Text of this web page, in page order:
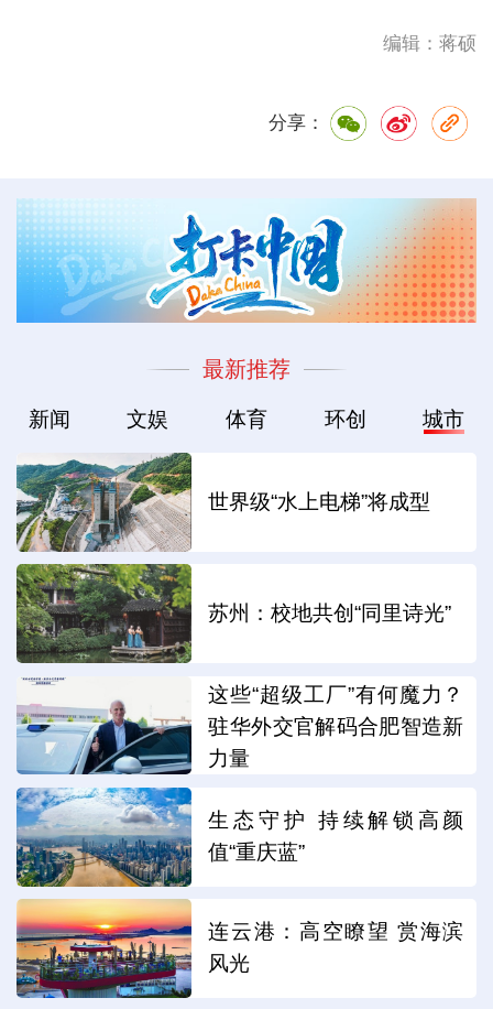
编辑：蒋硕
分享：
最新推荐
新闻 文娱 体育 环创 城市
世界级“水上电梯”将成型
苏州：校地共创“同里诗光”
这些“超级工厂”有何魔力？
驻华外交官解码合肥智造新
力量
生态守护 持续解锁高颜
值“重庆蓝”
连云港：高空瞭望 赏海滨
风光